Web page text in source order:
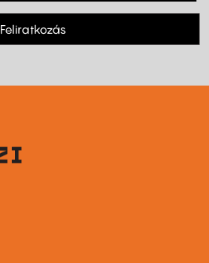
Feliratkozás